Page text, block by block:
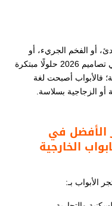
أو الفخم الجريء، أو
؛ ستجد في تصاميم 2026 حلولًا مبتكرة
فالأبواب أصبحت لغة
أو الزجاجية بسلاسة.
الأفضل في
الخارجية
الأبواب بـ: